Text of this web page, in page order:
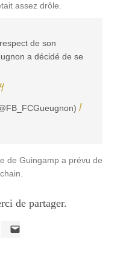
assez drôle.
de son
a décidé de se
1
de Guingamp a prévu de
de partager.